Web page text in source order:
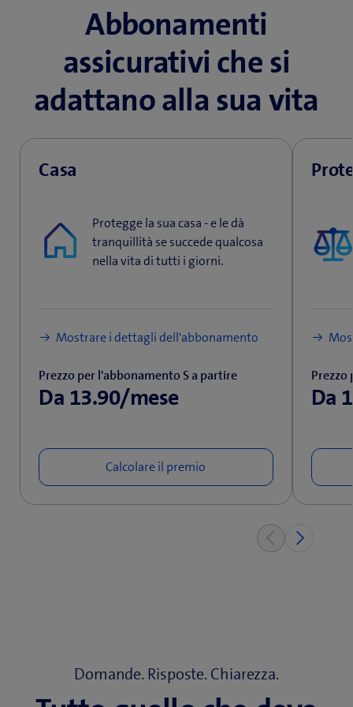
Abbonamenti
assicurativi che si
adattano alla sua vita
Casa
Protegge la sua casa - e le dà
tranquillità se succede qualcosa
nella vita di tutti i giorni.
Mostrare i dettagli dell'abbonamento
Prezzo per l'abbonamento S a partire
Da 13.90/mese
Prezzo
Da
Domande. Risposte. Chiarezza.